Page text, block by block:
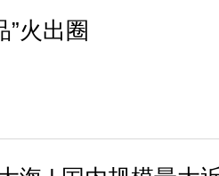
”火出圈